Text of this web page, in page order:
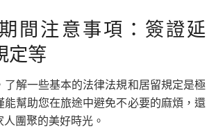
間注意事項：簽證延
定等
解一些基本的法律法規和居留規定是極
幫助您在旅途中避免不必要的麻煩，還
團聚的美好時光。